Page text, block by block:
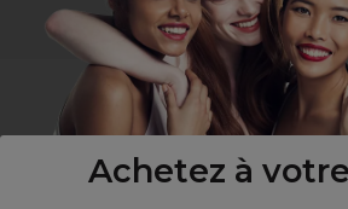
Achetez à
Vous n’êtes pas un
Visitez notre site pour les